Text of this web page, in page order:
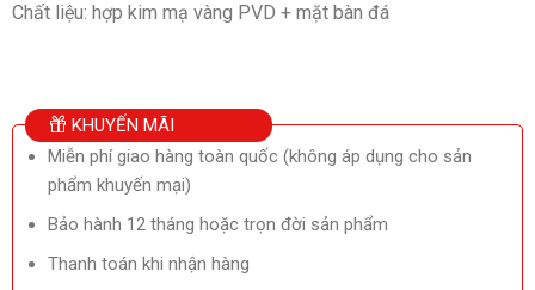
Chất liệu: hợp kim mạ vàng PVD + mặt bàn đá
KHUYẾN MÃI
Miễn phí giao hàng toàn quốc (không áp dụng cho sản
phẩm khuyến mại)
Bảo hành 12 tháng hoặc trọn đời sản phẩm
Thanh toán khi nhận hàng